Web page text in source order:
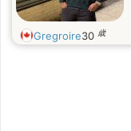
Gregroire30 歳